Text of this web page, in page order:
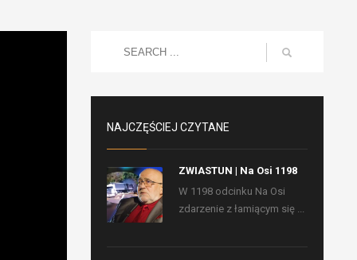
NAJCZĘŚCIEJ CZYTANE
ZWIASTUN | Na Osi 1198
W 1198 odcinku Na Osi
zdarzenie z łamiącym się ...